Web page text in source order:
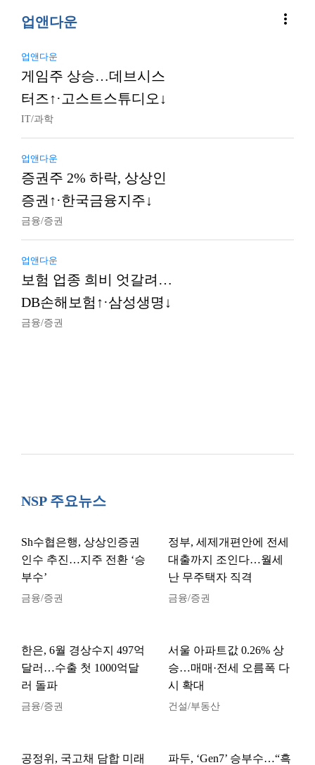
업앤다운 more_vert
업앤다운
게임주 상승…데브시스
터즈↑·고스트스튜디오↓
IT/과학
업앤다운
증권주 2% 하락, 상상인
증권↑·한국금융지주↓
금융/증권
업앤다운
보험 업종 희비 엇갈려…
DB손해보험↑·삼성생명↓
금융/증권
NSP 주요뉴스
Sh수협은행, 상상인증권
인수 추진…지주 전환 ‘승
부수’
금융/증권
정부, 세제개편안에 전세
대출까지 조인다…월세
난 무주택자 직격
금융/증권
한은, 6월 경상수지 497억
달러…수출 첫 1000억달
러 돌파
금융/증권
서울 아파트값 0.26% 상
승…매매·전세 오름폭 다
시 확대
건설/부동산
공정위, 국고채 담합 미래
파두, ‘Gen7’ 승부수…“흑